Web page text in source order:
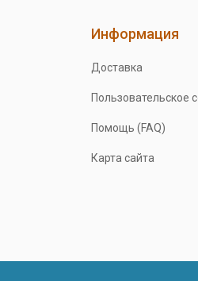
Информация
Доставка
Пользовательское
Помощь (FAQ)
Карта сайта